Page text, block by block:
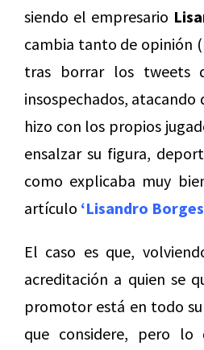
siendo el empresario
cambia tanto de opinión
tras borrar los tweets
insospechados,
hizo con los propios
ensalzar su figura,
como explicaba muy
artículo ‘Lisandro
El caso es que,
acreditación a quien se
promotor está en todo
que considere, pero lo